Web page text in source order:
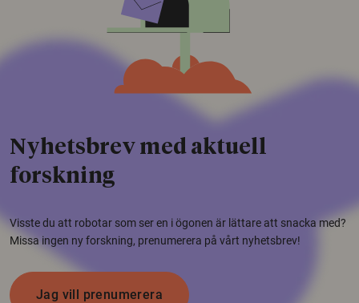
Nyhetsbrev med aktuell
forskning
Visste du att robotar som ser en i ögonen är lättare att snacka med?
Missa ingen ny forskning, prenumerera på vårt nyhetsbrev!
Jag vill prenumerera